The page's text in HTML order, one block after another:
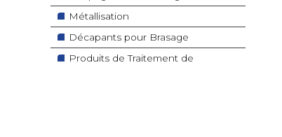
Métallisation
Décapants pour Brasage
Produits de Traitement de